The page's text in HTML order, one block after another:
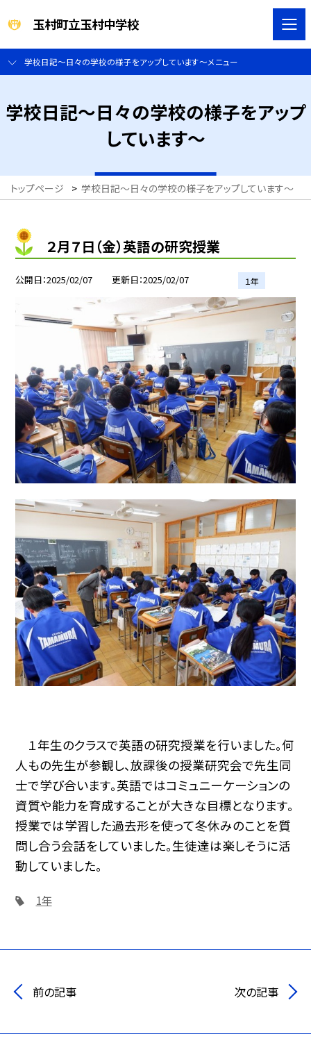
玉村町立玉村中学校
学校日記～日々の学校の様子をアップしています～メニュー
学校日記～日々の学校の様子をアップ
しています～
トップページ > 学校日記～日々の学校の様子をアップしています～
２月７日（金）英語の研究授業
公開日 2025/02/07 更新日 2025/02/07 １年
１年生のクラスで英語の研究授業を行いました。何
人もの先生が参観し、放課後の授業研究会で先生同
士で学び合います。英語ではコミュニーケーションの
資質や能力を育成することが大きな目標となります。
授業では学習した過去形を使って冬休みのことを質
問し合う会話をしていました。生徒達は楽しそうに活
動していました。
1年
前の記事 次の記事